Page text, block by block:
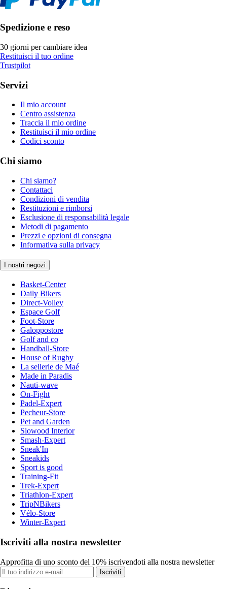
Spedizione e reso
30 giorni per cambiare idea
Restituisci il tuo ordine
Trustpilot
Servizi
Il mio account
Centro assistenza
Traccia il mio ordine
Restituisci il mio ordine
Codici sconto
Chi siamo
Chi siamo?
Contattaci
Condizioni di vendita
Restituzioni e rimborsi
Esclusione di responsabilità legale
Metodi di pagamento
Prezzi e opzioni di consegna
Informativa sulla privacy
I nostri negozi
Basket-Center
Daily Bikers
Direct-Volley
Espace Golf
Foot-Store
Galoppostore
Golf and co
Handball-Store
House of Rugby
La sellerie de Maé
Made in Paradis
Nauti-wave
On-Fight
Padel-Expert
Pecheur-Store
Pet and Garden
Slowood Interior
Smash-Expert
Sneak'In
Sneakids
Sport is good
Training-Fit
Trek-Expert
Triathlon-Expert
TripNBikers
Vélo-Store
Winter-Expert
Iscriviti alla nostra newsletter
Approfitta di uno sconto del 10% iscrivendoti alla nostra newsletter
Iscriviti